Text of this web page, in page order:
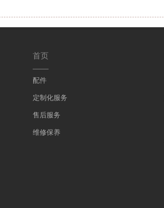
首页
配件
定制化服务
售后服务
维修保养